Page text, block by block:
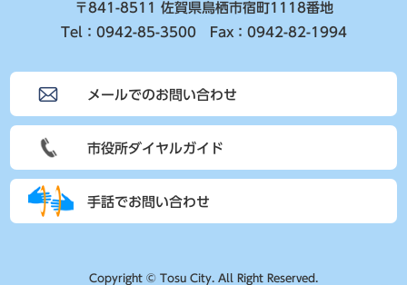
〒841-8511 佐賀県鳥栖市宿町1118番地
Tel：0942-85-3500 Fax：0942-82-1994
メールでのお問い合わせ
市役所ダイヤルガイド
手話でお問い合わせ
Copyright © Tosu City. All Right Reserved.